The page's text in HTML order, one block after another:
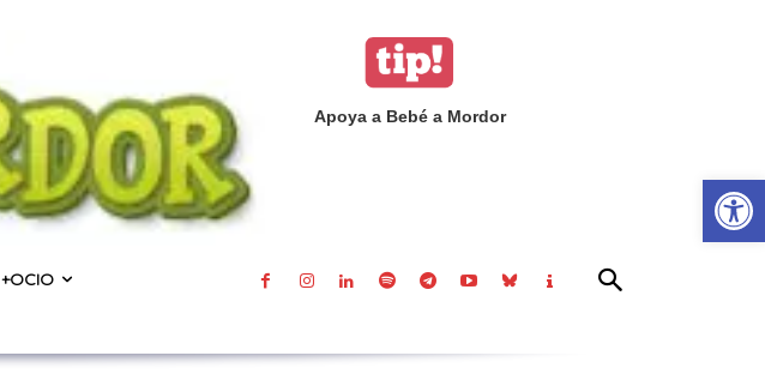
Apoya a Bebé a Mordor
+OCIO